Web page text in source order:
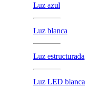
Luz azul
Luz blanca
Luz estructurada
Luz LED blanca